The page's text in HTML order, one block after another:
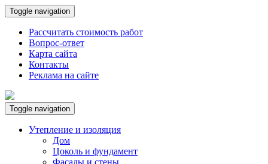
Toggle navigation
Рассчитать стоимость работ
Вопрос-ответ
Карта сайта
Контакты
Реклама на сайте
Toggle navigation
Утепление и изоляция
Дом
Цоколь и фундамент
Фасады и стены